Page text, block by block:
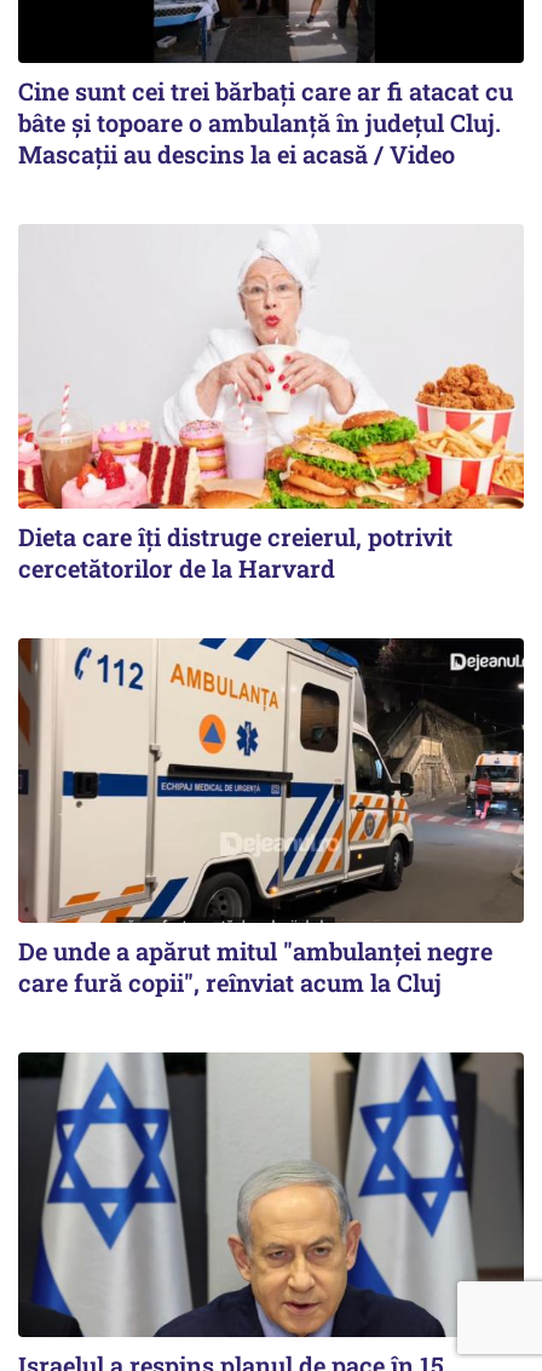
Cine sunt cei trei bărbați care ar fi atacat cu
bâte și topoare o ambulanță în județul Cluj.
Mascații au descins la ei acasă / Video
Dieta care îți distruge creierul, potrivit
cercetătorilor de la Harvard
De unde a apărut mitul "ambulanței negre
care fură copii", reînviat acum la Cluj